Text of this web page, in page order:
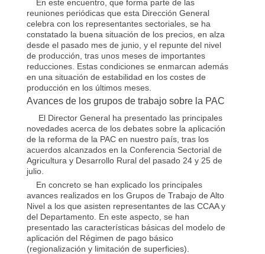
En este encuentro, que forma parte de las
reuniones periódicas que esta Dirección General
celebra con los representantes sectoriales, se ha
constatado la buena situación de los precios, en alza
desde el pasado mes de junio, y el repunte del nivel
de producción, tras unos meses de importantes
reducciones. Estas condiciones se enmarcan además
en una situación de estabilidad en los costes de
producción en los últimos meses.
Avances de los grupos de trabajo sobre la PAC
El Director General ha presentado las principales
novedades acerca de los debates sobre la aplicación
de la reforma de la PAC en nuestro país, tras los
acuerdos alcanzados en la Conferencia Sectorial de
Agricultura y Desarrollo Rural del pasado 24 y 25 de
julio.
En concreto se han explicado los principales
avances realizados en los Grupos de Trabajo de Alto
Nivel a los que asisten representantes de las CCAA y
del Departamento. En este aspecto, se han
presentado las características básicas del modelo de
aplicación del Régimen de pago básico
(regionalización y limitación de superficies).